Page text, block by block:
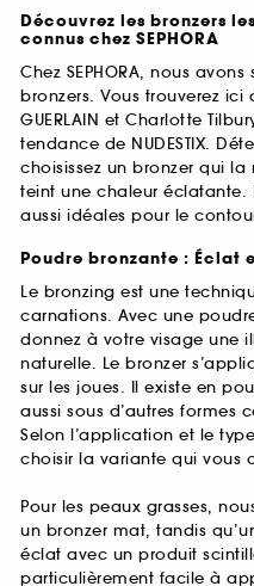
Découvrez les bronzers
connus chez SEPHORA
Chez SEPHORA, nous
bronzers. Vous trouverez
GUERLAIN et Charlotte
tendance de NUDESTIX.
choisissez un bronzer qui
teint une chaleur éclatante.
aussi idéales pour le
Poudre bronzante : Éclat
Le bronzing est une
carnations. Avec une
donnez à votre visage une
naturelle. Le bronzer
sur les joues. Il existe en
aussi sous d’autres formes
Selon l’application et le
choisir la variante qui vous
Pour les peaux grasses,
un bronzer mat, tandis
éclat avec un produit
particulièrement facile à